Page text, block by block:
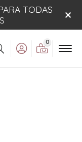
TODAS
0